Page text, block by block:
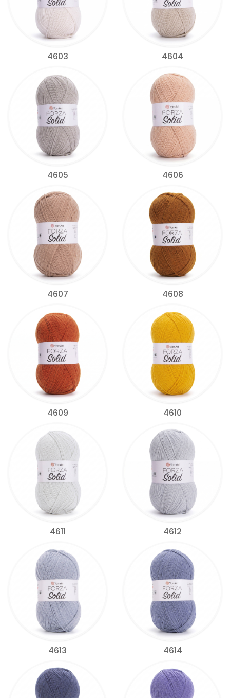
4603 4604
4605 4606
4607 4608
4609 4610
4611 4612
4613 4614